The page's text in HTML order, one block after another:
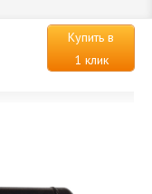
Купить в
1 клик